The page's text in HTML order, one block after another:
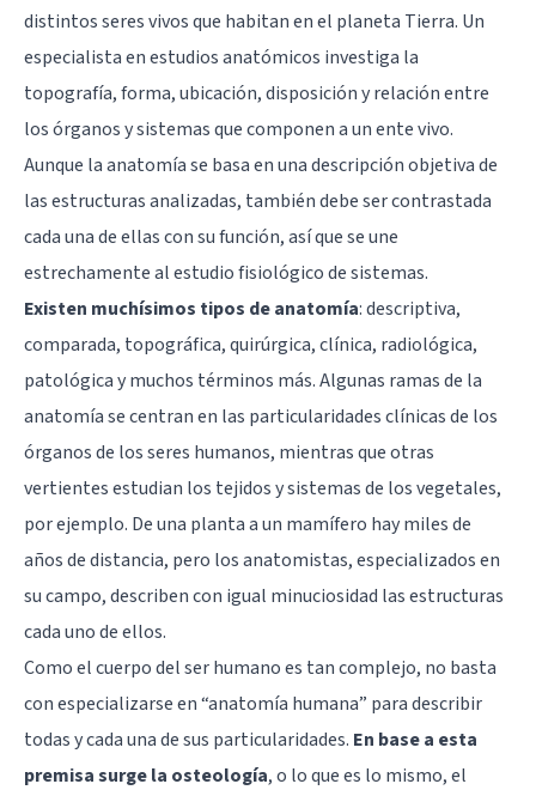
distintos seres vivos que habitan en el planeta Tierra. Un
especialista en estudios anatómicos investiga la
topografía, forma, ubicación, disposición y relación entre
los órganos y sistemas que componen a un ente vivo.
Aunque la anatomía se basa en una descripción objetiva de
las estructuras analizadas, también debe ser contrastada
cada una de ellas con su función, así que se une
estrechamente al estudio fisiológico de sistemas.
Existen muchísimos tipos de anatomía: descriptiva,
comparada, topográfica, quirúrgica, clínica, radiológica,
patológica y muchos términos más. Algunas ramas de la
anatomía se centran en las particularidades clínicas de los
órganos de los seres humanos, mientras que otras
vertientes estudian los tejidos y sistemas de los vegetales,
por ejemplo. De una planta a un mamífero hay miles de
años de distancia, pero los anatomistas, especializados en
su campo, describen con igual minuciosidad las estructuras
cada uno de ellos.
Como el cuerpo del ser humano es tan complejo, no basta
con especializarse en “anatomía humana” para describir
todas y cada una de sus particularidades. En base a esta
premisa surge la osteología, o lo que es lo mismo, el